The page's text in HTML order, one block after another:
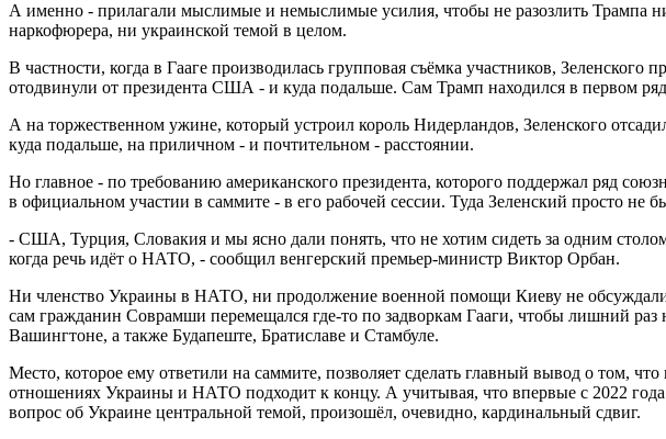
А именно - прилагали мыслимые и немыслимые усилия, чтобы не разозлить Трампа
наркофюрера, ни украинской темой в целом.
В частности, когда в Гааге производилась групповая съёмка участников, Зеленского
отодвинули от президента США - и куда подальше. Сам Трамп находился в первом
А на торжественном ужине, который устроил король Нидерландов, Зеленского
куда подальше, на приличном - и почтительном - расстоянии.
Но главное - по требованию американского президента, которого поддержал ряд
в официальном участии в саммите - в его рабочей сессии. Туда Зеленский просто не
- США, Турция, Словакия и мы ясно дали понять, что не хотим сидеть за одним
когда речь идёт о НАТО, - сообщил венгерский премьер-министр Виктор Орбан.
Ни членство Украины в НАТО, ни продолжение военной помощи Киеву не
сам гражданин Соврамши перемещался где-то по задворкам Гааги, чтобы лишний раз
Вашингтоне, а также Будапеште, Братиславе и Стамбуле.
Место, которое ему ответили на саммите, позволяет сделать главный вывод о том,
отношениях Украины и НАТО подходит к концу. А учитывая, что впервые с 2022
вопрос об Украине центральной темой, произошёл, очевидно, кардинальный сдвиг.